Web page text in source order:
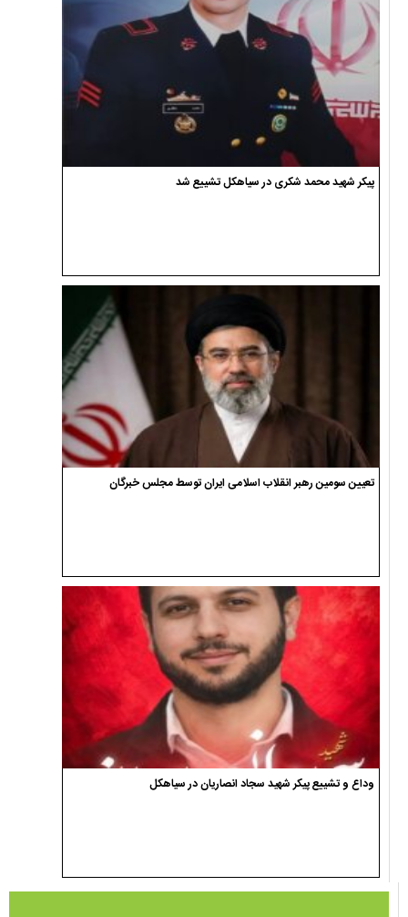
پیکر شهید محمد شکری در سیاهکل تشییع شد
تعیین سومین رهبر انقلاب اسلامی ایران توسط مجلس خبرگان
وداع و تشییع پیکر شهید سجاد انصاریان در سیاهکل